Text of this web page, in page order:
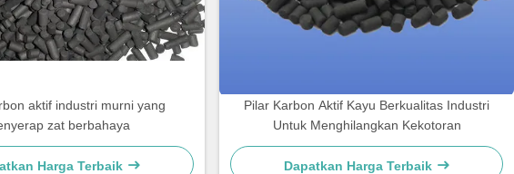
aktif industri murni yang
zat berbahaya
Harga Terbaik
Pilar Karbon Aktif Kayu Berkualitas Industri
Untuk Menghilangkan Kekotoran
Dapatkan Harga Terbaik